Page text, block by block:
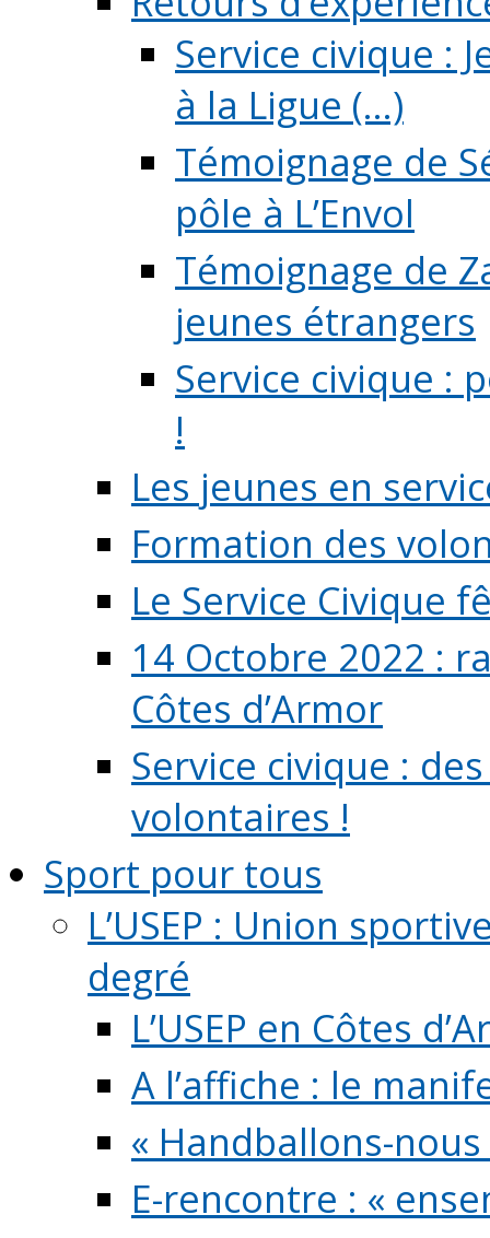
Service civique :
à la Ligue (...)
Témoignage de
pôle à L’Envol
Témoignage de
jeunes étrangers
Service civique :
!
Les jeunes en
Formation des
Le Service Civique
14 Octobre 2022 :
Côtes d’Armor
Service civique :
volontaires !
Sport pour tous
L’USEP : Union
degré
L’USEP en Côtes
A l’affiche : le
« Handballons-
E-rencontre : «